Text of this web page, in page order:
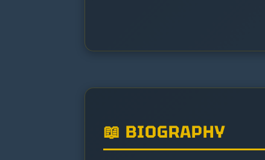
📖 BIOGRAPHY